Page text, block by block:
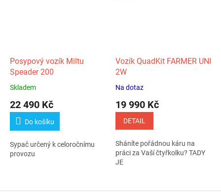
Posypový vozík Miltu
Speader 200
Průměrné
produktu
5,0
5
hvězdiček.
Skladem
22 490 Kč
Do košíku
Sypač určený k celoročnímu
provozu
Vozík QuadKit FARMER UNI
2W
Průměrné
produktu
5,0
5
hvězdiček.
Na dotaz
19 990 Kč
DETAIL
Sháníte pořádnou káru na
práci za Vaší čtyřkolku? TADY
JE